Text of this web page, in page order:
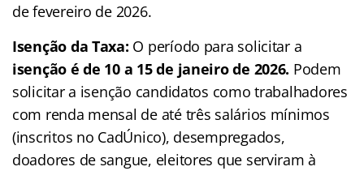
de fevereiro de 2026.
Isenção da Taxa: O período para solicitar a
isenção é de 10 a 15 de janeiro de 2026. Podem
solicitar a isenção candidatos como trabalhadores
com renda mensal de até três salários mínimos
(inscritos no CadÚnico), desempregados,
doadores de sangue, eleitores que serviram à